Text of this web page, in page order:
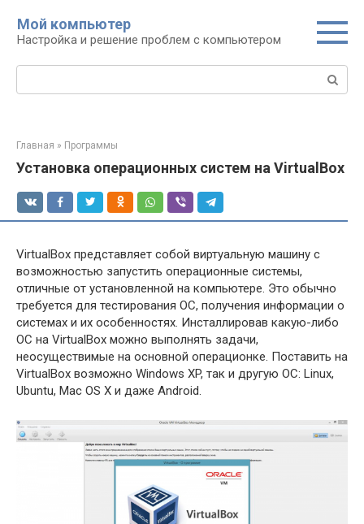
контенту
Мой компьютер
Настройка и решение проблем с компьютером
Поиск:
Главная » Программы
Установка операционных систем на VirtualBox
VirtualBox представляет собой виртуальную машину с
возможностью запустить операционные системы,
отличные от установленной на компьютере. Это обычно
требуется для тестирования ОС, получения информации о
системах и их особенностях. Инсталлировав какую-либо
ОС на VirtualBox можно выполнять задачи,
неосуществимые на основной операционке. Поставить на
VirtualBox возможно Windows XP, так и другую ОС: Linux,
Ubuntu, Mac OS X и даже Android.